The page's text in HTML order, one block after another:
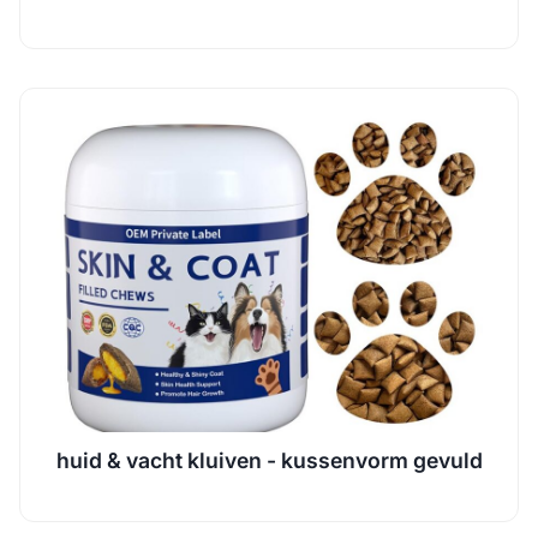
huid & vacht kluiven - kussenvorm gevuld